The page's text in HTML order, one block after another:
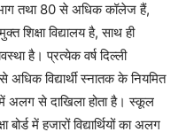
तथा 80 से अधिक कॉलेज हैं,
शिक्षा विद्यालय है, साथ ही
है। प्रत्येक वर्ष दिल्ली
विद्यार्थी स्नातक के नियमित
में अलग से दाखिला होता है। स्कूल
में हजारों विद्यार्थियों का अलग